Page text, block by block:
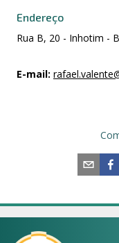
Endereço
Rua B, 20 - Inhotim -
E-mail: